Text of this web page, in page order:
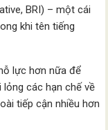
BRI) – một cái
khi tên tiếng
lực hơn nữa để
các hạn chế về
tiếp cận nhiều hơn